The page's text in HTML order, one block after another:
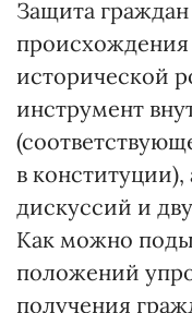
Защита граждан
происхождения
исторической
инструмент
в
дискуссий и
Как можно
положений
получения